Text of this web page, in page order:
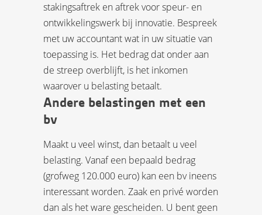
stakingsaftrek en aftrek voor speur- en
ontwikkelingswerk bij innovatie. Bespreek
met uw accountant wat in uw situatie van
toepassing is. Het bedrag dat onder aan
de streep overblijft, is het inkomen
waarover u belasting betaalt.
Andere belastingen met een
bv
Maakt u veel winst, dan betaalt u veel
belasting. Vanaf een bepaald bedrag
(grofweg 120.000 euro) kan een bv ineens
interessant worden. Zaak en privé worden
dan als het ware gescheiden. U bent geen